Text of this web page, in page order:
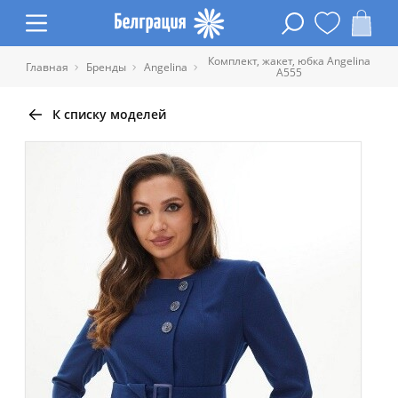
Главная Бренды Angelina Комплект, жакет, юбка Angelina
А555
Таблица размеров одежды
К списку моделей